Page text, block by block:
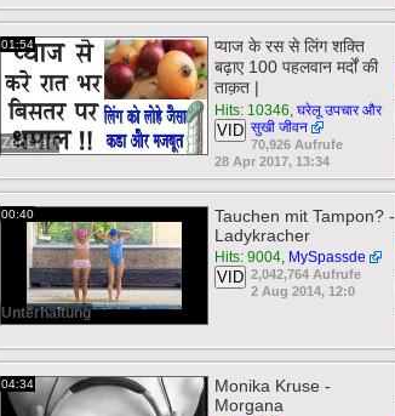
01:54
Zensiert
प्याज के रस से लिंग शक्ति
बढ़ाए 100 पहलवान मर्दों की
ताक़त |
Hits: 10346, घरेलू उपचार और
सुखी जीवन
VID
70,926 Aufrufe
28 Apr 2017, 13:34
00:40
Unterhaltung
Tauchen mit Tampon? -
Ladykracher
Hits: 9004, MySpassde
VID 2,042,764 Aufrufe
2 Aug 2014, 12:0
04:34
Monika Kruse -
Morgana